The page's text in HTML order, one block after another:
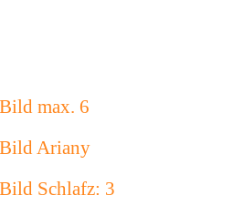
max. 6
Ariany
Schlafz: 3